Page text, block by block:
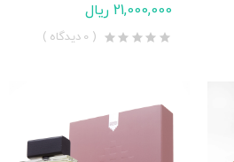
21,000,000 ریال
( 0 دیدگاه )